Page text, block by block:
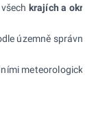
krajích a
územně